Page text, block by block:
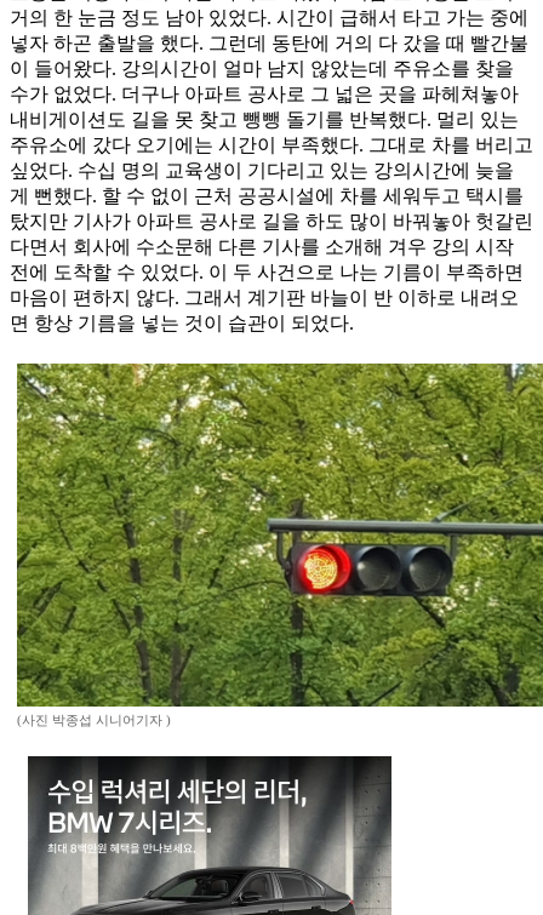
거의 한 눈금 정도 남아 있었다. 시간이 급해서 타고 가는 중에
넣자 하곤 출발을 했다. 그런데 동탄에 거의 다 갔을 때 빨간불
이 들어왔다. 강의시간이 얼마 남지 않았는데 주유소를 찾을
수가 없었다. 더구나 아파트 공사로 그 넓은 곳을 파헤쳐놓아
내비게이션도 길을 못 찾고 뺑뺑 돌기를 반복했다. 멀리 있는
주유소에 갔다 오기에는 시간이 부족했다. 그대로 차를 버리고
싶었다. 수십 명의 교육생이 기다리고 있는 강의시간에 늦을
게 뻔했다. 할 수 없이 근처 공공시설에 차를 세워두고 택시를
탔지만 기사가 아파트 공사로 길을 하도 많이 바꿔놓아 헛갈린
다면서 회사에 수소문해 다른 기사를 소개해 겨우 강의 시작
전에 도착할 수 있었다. 이 두 사건으로 나는 기름이 부족하면
마음이 편하지 않다. 그래서 계기판 바늘이 반 이하로 내려오
면 항상 기름을 넣는 것이 습관이 되었다.
(사진 박종섭 시니어기자 )